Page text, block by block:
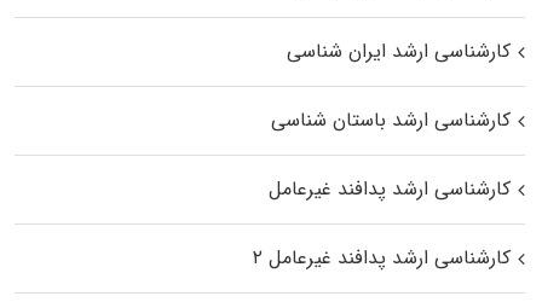
کارشناسی ارشد ایران شناسی
کارشناسی ارشد باستان شناسی
کارشناسی ارشد پدافند غیرعامل
کارشناسی ارشد پدافند غیرعامل ۲